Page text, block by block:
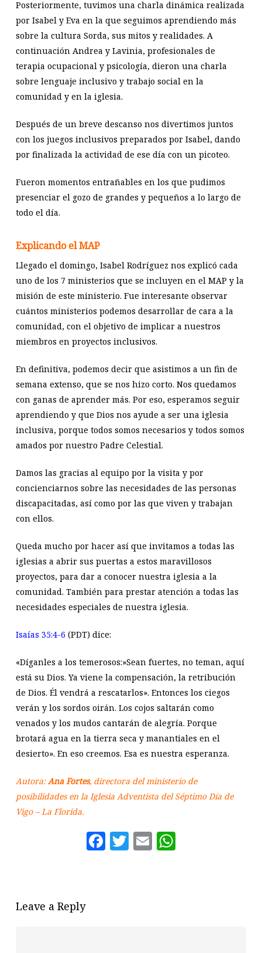
Posteriormente, tuvimos una charla dinámica realizada
por Isabel y Eva en la que seguimos aprendiendo más
sobre la cultura Sorda, sus mitos y realidades. A
continuación Andrea y Lavinia, profesionales de
terapia ocupacional y psicología, dieron una charla
sobre lenguaje inclusivo y trabajo social en la
comunidad y en la iglesia.
Después de un breve descanso nos divertimos juntos
con los juegos inclusivos preparados por Isabel, dando
por finalizada la actividad de ese día con un picoteo.
Fueron momentos entrañables en los que pudimos
presenciar el gozo de grandes y pequeños a lo largo de
todo el día.
Explicando el MAP
Llegado el domingo, Isabel Rodríguez nos explicó cada
uno de los 7 ministerios que se incluyen en el MAP y la
misión de este ministerio. Fue interesante observar
cuántos ministerios podemos desarrollar de cara a la
comunidad, con el objetivo de implicar a nuestros
miembros en proyectos inclusivos.
En definitiva, podemos decir que asistimos a un fin de
semana extenso, que se nos hizo corto. Nos quedamos
con ganas de aprender más. Por eso, esperamos seguir
aprendiendo y que Dios nos ayude a ser una iglesia
inclusiva, porque todos somos necesarios y todos somos
amados por nuestro Padre Celestial.
Damos las gracias al equipo por la visita y por
concienciarnos sobre las necesidades de las personas
discapacitadas, así como por las que viven y trabajan
con ellos.
Queda mucho por hacer así que invitamos a todas las
iglesias a abrir sus puertas a estos maravillosos
proyectos, para dar a conocer nuestra iglesia a la
comunidad. También para prestar atención a todas las
necesidades especiales de nuestra iglesia.
Isaías 35:4-6 (PDT) dice:
«Díganles a los temerosos:»Sean fuertes, no teman, aquí
está su Dios. Ya viene la compensación, la retribución
de Dios. Él vendrá a rescatarlos». Entonces los ciegos
verán y los sordos oirán. Los cojos saltarán como
venados y los mudos cantarán de alegría. Porque
brotará agua en la tierra seca y manantiales en el
desierto». En eso creemos. Esa es nuestra esperanza.
Autora:Ana Fortes, directora del ministerio de
posibilidades en la Iglesia Adventista del Séptimo Día de
Vigo – La Florida.
Facebook
Twitter
Email
Leave a Reply